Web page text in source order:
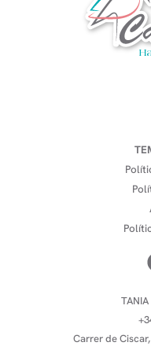
TANIA
Carrer de